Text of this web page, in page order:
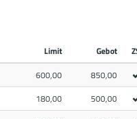
Limit Gebot
600,00
850,00
180,00
500,00